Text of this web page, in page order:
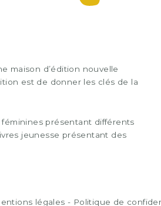
maison d’édition nouvelle
est de donner les clés de la
présentant différents
jeunesse présentant des
légales - Politique de